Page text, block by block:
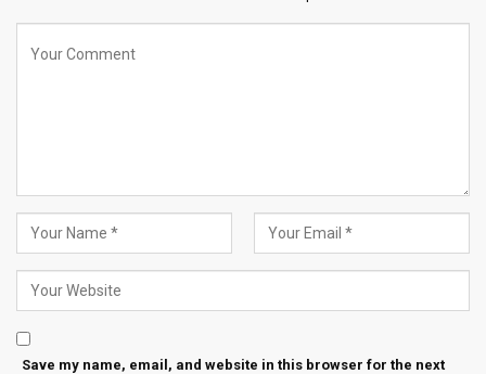
Save my name, email, and website in this browser for the next